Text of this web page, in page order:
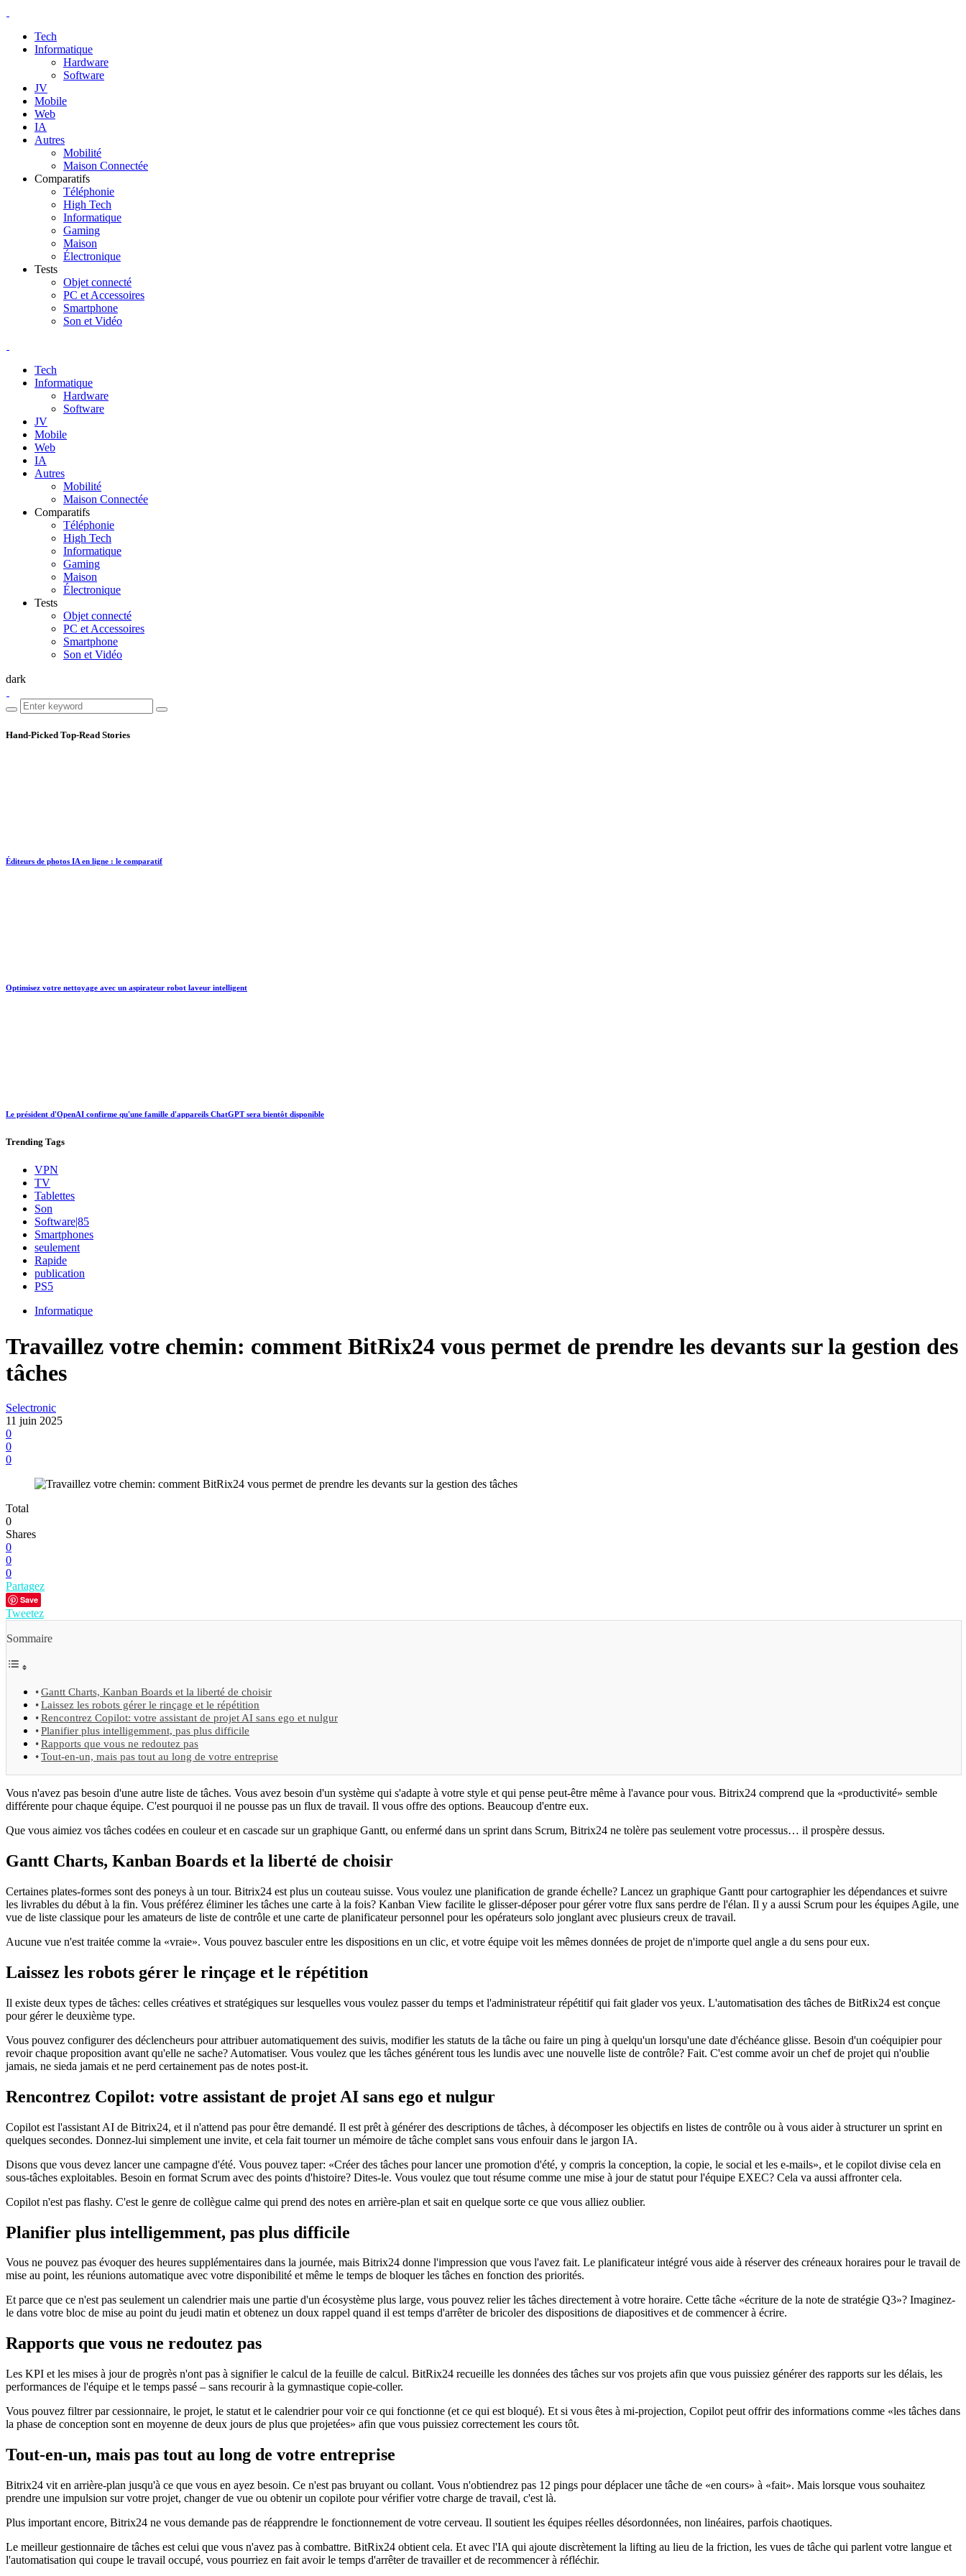
Tech
Informatique
Hardware
Software
JV
Mobile
Web
IA
Autres
Mobilité
Maison Connectée
Comparatifs
Téléphonie
High Tech
Informatique
Gaming
Maison
Électronique
Tests
Objet connecté
PC et Accessoires
Smartphone
Son et Vidéo
Tech
Informatique
Hardware
Software
JV
Mobile
Web
IA
Autres
Mobilité
Maison Connectée
Comparatifs
Téléphonie
High Tech
Informatique
Gaming
Maison
Électronique
Tests
Objet connecté
PC et Accessoires
Smartphone
Son et Vidéo
dark
Hand-Picked Top-Read Stories
Éditeurs de photos IA en ligne : le comparatif
Optimisez votre nettoyage avec un aspirateur robot laveur intelligent
Le président d'OpenAI confirme qu'une famille d'appareils ChatGPT sera bientôt disponible
Trending Tags
VPN
TV
Tablettes
Son
Software|85
Smartphones
seulement
Rapide
publication
PS5
Informatique
Travaillez votre chemin: comment BitRix24 vous permet de prendre les devants sur la gestion des
tâches
Selectronic
11 juin 2025
0
0
0
Total
0
Shares
0
0
0
Partagez
Save
Tweetez
Sommaire
Gantt Charts, Kanban Boards et la liberté de choisir
Laissez les robots gérer le rinçage et le répétition
Rencontrez Copilot: votre assistant de projet AI sans ego et nulgur
Planifier plus intelligemment, pas plus difficile
Rapports que vous ne redoutez pas
Tout-en-un, mais pas tout au long de votre entreprise
Vous n'avez pas besoin d'une autre liste de tâches. Vous avez besoin d'un système qui s'adapte à votre style et qui pense peut-être même à l'avance pour vous. Bitrix24 comprend que la «productivité» semble
différente pour chaque équipe. C'est pourquoi il ne pousse pas un flux de travail. Il vous offre des options. Beaucoup d'entre eux.
Que vous aimiez vos tâches codées en couleur et en cascade sur un graphique Gantt, ou enfermé dans un sprint dans Scrum, Bitrix24 ne tolère pas seulement votre processus… il prospère dessus.
Gantt Charts, Kanban Boards et la liberté de choisir
Certaines plates-formes sont des poneys à un tour. Bitrix24 est plus un couteau suisse. Vous voulez une planification de grande échelle? Lancez un graphique Gantt pour cartographier les dépendances et suivre
les livrables du début à la fin. Vous préférez éliminer les tâches une carte à la fois? Kanban View facilite le glisser-déposer pour gérer votre flux sans perdre de l'élan. Il y a aussi Scrum pour les équipes Agile, une
vue de liste classique pour les amateurs de liste de contrôle et une carte de planificateur personnel pour les opérateurs solo jonglant avec plusieurs creux de travail.
Aucune vue n'est traitée comme la «vraie». Vous pouvez basculer entre les dispositions en un clic, et votre équipe voit les mêmes données de projet de n'importe quel angle a du sens pour eux.
Laissez les robots gérer le rinçage et le répétition
Il existe deux types de tâches: celles créatives et stratégiques sur lesquelles vous voulez passer du temps et l'administrateur répétitif qui fait glader vos yeux. L'automatisation des tâches de BitRix24 est conçue
pour gérer le deuxième type.
Vous pouvez configurer des déclencheurs pour attribuer automatiquement des suivis, modifier les statuts de la tâche ou faire un ping à quelqu'un lorsqu'une date d'échéance glisse. Besoin d'un coéquipier pour
revoir chaque proposition avant qu'elle ne sache? Automatiser. Vous voulez que les tâches générent tous les lundis avec une nouvelle liste de contrôle? Fait. C'est comme avoir un chef de projet qui n'oublie
jamais, ne sieda jamais et ne perd certainement pas de notes post-it.
Rencontrez Copilot: votre assistant de projet AI sans ego et nulgur
Copilot est l'assistant AI de Bitrix24, et il n'attend pas pour être demandé. Il est prêt à générer des descriptions de tâches, à décomposer les objectifs en listes de contrôle ou à vous aider à structurer un sprint en
quelques secondes. Donnez-lui simplement une invite, et cela fait tourner un mémoire de tâche complet sans vous enfouir dans le jargon IA.
Disons que vous devez lancer une campagne d'été. Vous pouvez taper: «Créer des tâches pour lancer une promotion d'été, y compris la conception, la copie, le social et les e-mails», et le copilot divise cela en
sous-tâches exploitables. Besoin en format Scrum avec des points d'histoire? Dites-le. Vous voulez que tout résume comme une mise à jour de statut pour l'équipe EXEC? Cela va aussi affronter cela.
Copilot n'est pas flashy. C'est le genre de collègue calme qui prend des notes en arrière-plan et sait en quelque sorte ce que vous alliez oublier.
Planifier plus intelligemment, pas plus difficile
Vous ne pouvez pas évoquer des heures supplémentaires dans la journée, mais Bitrix24 donne l'impression que vous l'avez fait. Le planificateur intégré vous aide à réserver des créneaux horaires pour le travail de
mise au point, les réunions automatique avec votre disponibilité et même le temps de bloquer les tâches en fonction des priorités.
Et parce que ce n'est pas seulement un calendrier mais une partie d'un écosystème plus large, vous pouvez relier les tâches directement à votre horaire. Cette tâche «écriture de la note de stratégie Q3»? Imaginez-
le dans votre bloc de mise au point du jeudi matin et obtenez un doux rappel quand il est temps d'arrêter de bricoler des dispositions de diapositives et de commencer à écrire.
Rapports que vous ne redoutez pas
Les KPI et les mises à jour de progrès n'ont pas à signifier le calcul de la feuille de calcul. BitRix24 recueille les données des tâches sur vos projets afin que vous puissiez générer des rapports sur les délais, les
performances de l'équipe et le temps passé – sans recourir à la gymnastique copie-coller.
Vous pouvez filtrer par cessionnaire, le projet, le statut et le calendrier pour voir ce qui fonctionne (et ce qui est bloqué). Et si vous êtes à mi-projection, Copilot peut offrir des informations comme «les tâches dans
la phase de conception sont en moyenne de deux jours de plus que projetées» afin que vous puissiez correctement les cours tôt.
Tout-en-un, mais pas tout au long de votre entreprise
Bitrix24 vit en arrière-plan jusqu'à ce que vous en ayez besoin. Ce n'est pas bruyant ou collant. Vous n'obtiendrez pas 12 pings pour déplacer une tâche de «en cours» à «fait». Mais lorsque vous souhaitez
prendre une impulsion sur votre projet, changer de vue ou obtenir un copilote pour vérifier votre charge de travail, c'est là.
Plus important encore, Bitrix24 ne vous demande pas de réapprendre le fonctionnement de votre cerveau. Il soutient les équipes réelles désordonnées, non linéaires, parfois chaotiques.
Le meilleur gestionnaire de tâches est celui que vous n'avez pas à combattre. BitRix24 obtient cela. Et avec l'IA qui ajoute discrètement la lifting au lieu de la friction, les vues de tâche qui parlent votre langue et
l'automatisation qui coupe le travail occupé, vous pourriez en fait avoir le temps d'arrêter de travailler et de recommencer à réfléchir.